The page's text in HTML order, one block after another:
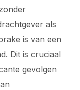
als
is van een
Dit is cruciaal
gevolgen